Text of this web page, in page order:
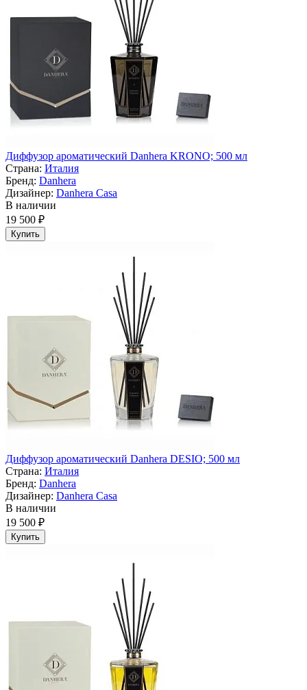
Диффузор ароматический Danhera KRONO; 500 мл
Страна: Италия
Бренд: Danhera
Дизайнер: Danhera Casa
В наличии
19 500 ₽
Купить
Диффузор ароматический Danhera DESIO; 500 мл
Страна: Италия
Бренд: Danhera
Дизайнер: Danhera Casa
В наличии
19 500 ₽
Купить